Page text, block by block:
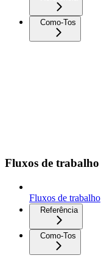
Como-Tos
Fluxos de trabalho
Fluxos de trabalho
Referência
Como-Tos